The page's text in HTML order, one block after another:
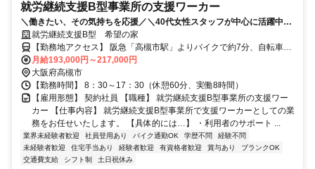
就労継続支援B型事業所の支援ワーカー
＼働きたい、その気持ちを応援／＼40代女性スタッフが中心に活躍中♪
／ 就労継続支援B型事業所での【支援ワーカー】（契約職員）＊ ☆未経
験、無資格OK！土日祝休みでプライベートも充実♪
就労継続支援B型 希望の家
【勤務地アクセス】 阪急「高槻市駅」よりバイクで約7分、自転車で
約8分 JR「高槻駅」よりバイクで約14分、自転車で約12分 京阪バス
月給193,000円～217,000円
大阪府高槻市
【勤務時間】 8：30～17：30（休憩60分、実働8時間）
【雇用形態】 契約社員 【職種】 就労継続支援B型事業所の支援ワー
カー 【仕事内容】 就労継続支援B型事業所で支援ワーカーとしての業
務をお任せいたします。 【具体的には…】 ・利用者のサポート ...
業界未経験者歓迎 社員登用あり バイク通勤OK 学歴不問
経験不問
未経験者歓迎
住宅手当あり 経験者歓迎 有資格者歓迎 賞与あり
ブランクOK
交通費支給
シフト制 土日祝休み